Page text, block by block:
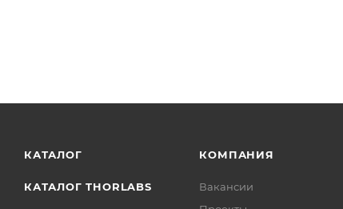
КАТАЛОГ
КАТАЛОГ THORLABS
КОМПАНИЯ
Вакансии